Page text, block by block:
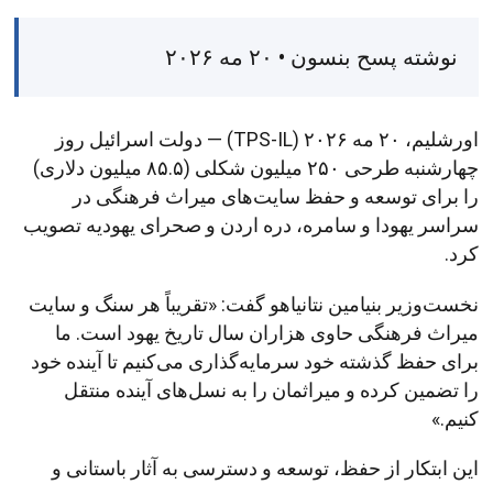
نوشته پسح بنسون • ۲۰ مه ۲۰۲۶
اورشلیم، ۲۰ مه ۲۰۲۶ (TPS-IL) — دولت اسرائیل روز
چهارشنبه طرحی ۲۵۰ میلیون شکلی (۸۵.۵ میلیون دلاری)
را برای توسعه و حفظ سایت‌های میراث فرهنگی در
سراسر یهودا و سامره، دره اردن و صحرای یهودیه تصویب
کرد.
نخست‌وزیر بنیامین نتانیاهو گفت: «تقریباً هر سنگ و سایت
میراث فرهنگی حاوی هزاران سال تاریخ یهود است. ما
برای حفظ گذشته خود سرمایه‌گذاری می‌کنیم تا آینده خود
را تضمین کرده و میراثمان را به نسل‌های آینده منتقل
کنیم.»
این ابتکار از حفظ، توسعه و دسترسی به آثار باستانی و